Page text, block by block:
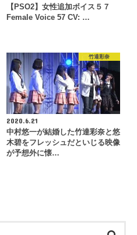
【PSO2】女性追加ボイス５７
Female Voice 57 CV: …
竹達彩奈
2020.6.21
中村悠一が結婚した竹達彩奈と悠
木碧をフレッシュだといじる映像
が予想外に懐…